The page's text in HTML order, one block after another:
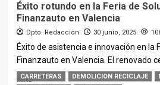
Éxito rotundo en la Feria de
Finanzauto en Valencia
Dpto. Redacción 30 junio, 2025
Éxito de asistencia e innovación en la
Finanzauto en Valencia. El renovado
MÁS
CARRETERAS DEMOLICION RECICLAJE